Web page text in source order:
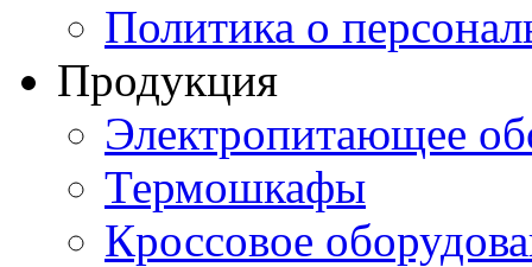
Политика о
Продукция
Электропитающее
Термошкафы
Кроссовое